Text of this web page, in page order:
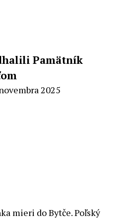
Pamätník
2025
mieri do Bytče. Poľský